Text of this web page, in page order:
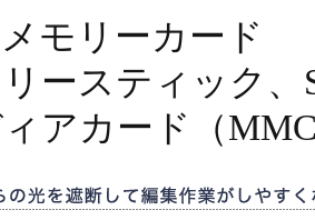
モリーカード
ースティック
アカード（